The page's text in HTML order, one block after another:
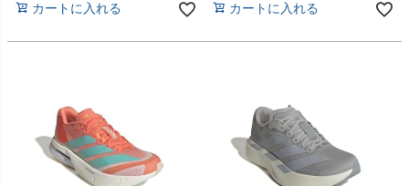
カートに入れる カートに入れる